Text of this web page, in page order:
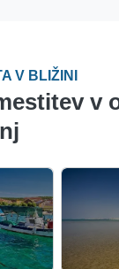
V BLIŽINI
v